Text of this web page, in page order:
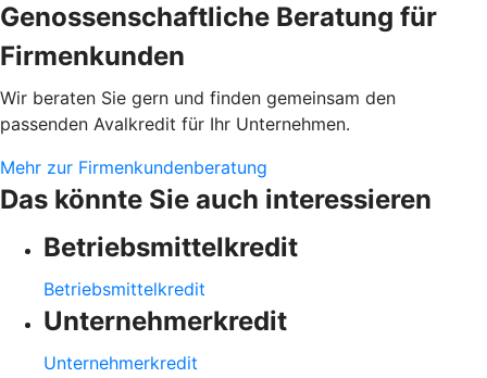
Genossenschaftliche Beratung für
Firmenkunden
Wir beraten Sie gern und finden gemeinsam den
passenden Avalkredit für Ihr Unternehmen.
Mehr zur Firmenkundenberatung
Das könnte Sie auch interessieren
Betriebsmittelkredit
Betriebsmittelkredit
Unternehmerkredit
Unternehmerkredit